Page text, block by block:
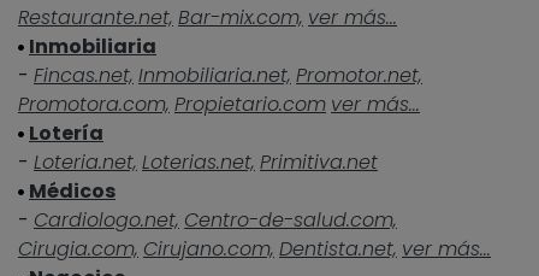
Restaurante.net, Bar-mix.com, ver más...
Inmobiliaria
- Fincas.net, Inmobiliaria.net, Promotor.net,
Promotora.com, Propietario.com ver más...
Lotería
- Loteria.net, Loterias.net, Primitiva.net
Médicos
- Cardiologo.net, Centro-de-salud.com,
Cirugia.com, Cirujano.com, Dentista.net, ver más...